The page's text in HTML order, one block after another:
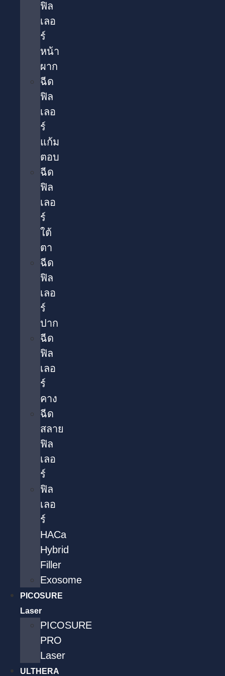
ฟิล
เลอ
ร์
หน้า
ผาก
ฉีด
ฟิล
เลอ
ร์
แก้ม
ตอบ
ฉีด
ฟิล
เลอ
ร์
ใต้
ตา​
ฉีด
ฟิล
เลอ
ร์
ปาก
ฉีด
ฟิล
เลอ
ร์
คาง
ฉีด
สลาย
ฟิล
เลอ
ร์
ฟิล
เลอ
ร์
HACa
Hybrid
Filler
Exosome
PICOSURE
Laser
PICOSURE
PRO
Laser
ULTHERA